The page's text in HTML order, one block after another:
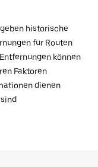
historische
für Routen
können
Faktoren
dienen